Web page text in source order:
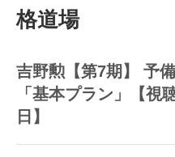
格道場
吉野勲【第7期】 予
「基本プラン」【視
日】